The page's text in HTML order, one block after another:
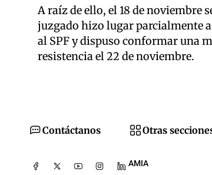
A raíz de ello, el 18 de noviembre
juzgado hizo lugar parcialmente
al SPF y dispuso conformar una
resistencia el 22 de noviembre.
Contáctanos Otras
AMIA